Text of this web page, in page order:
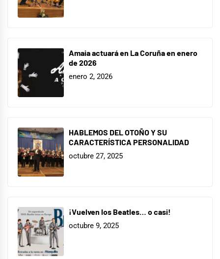
Amaia actuará en La Coruña en enero
de 2026
enero 2, 2026
HABLEMOS DEL OTOÑO Y SU
CARACTERÍSTICA PERSONALIDAD
octubre 27, 2025
¡Vuelven los Beatles… o casi!
octubre 9, 2025